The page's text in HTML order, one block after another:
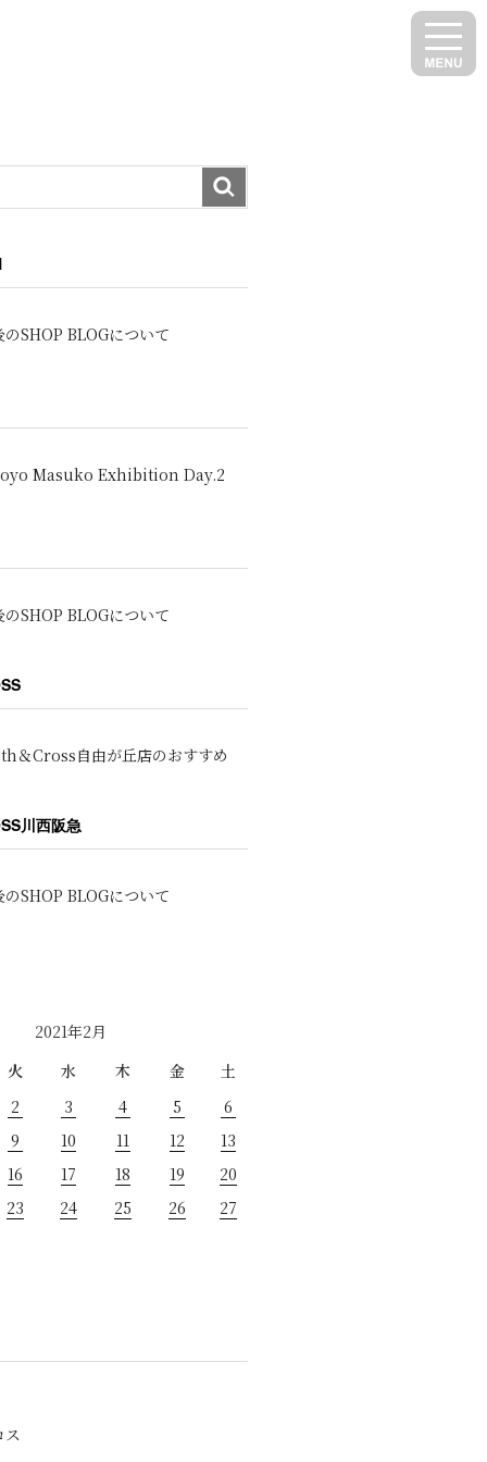
のSHOP BLOGについて
Masuko Exhibition Day.2
のSHOP BLOGについて
＆Cross自由が丘店のおすすめ
川西阪急
のSHOP BLOGについて
2021年2月
火 水 木 金
土
2 3 4 5
6
9 10 11 12
13
16 17 18 19
20
23 24 25 26
27
ス